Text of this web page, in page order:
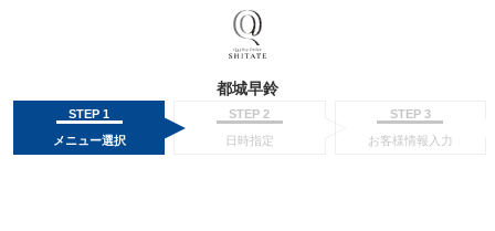
都城早鈴
STEP 1
メニュー選択
STEP 2
日時指定
STEP 3
お客様情報入力